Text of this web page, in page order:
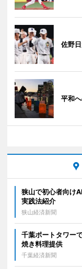
佐野
平和
狭山で初心者向け
実践法紹介
狭山経済新聞
千葉ポートタワー
焼き料理提供
千葉経済新聞